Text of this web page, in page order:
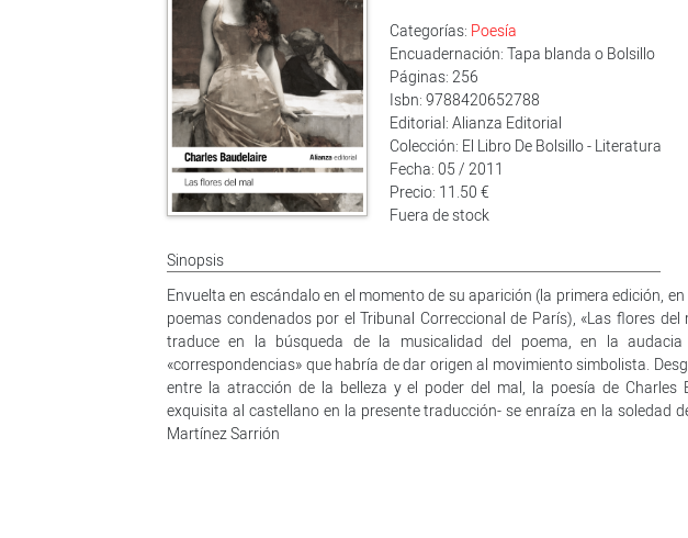
Categorías: Poesía
Encuadernación: Tapa blanda o Bolsillo
Páginas: 256
Isbn: 9788420652788
Editorial: Alianza Editorial
Colección: El Libro De Bolsillo - Literatura
Fecha: 05 / 2011
Precio: 11.50 €
Fuera de stock
Sinopsis
Envuelta en escándalo en el momento de su aparición (la primera edición,
poemas condenados por el Tribunal Correccional de París), «Las flores
traduce en la búsqueda de la musicalidad del poema, en la
«correspondencias» que habría de dar origen al movimiento simbolista.
entre la atracción de la belleza y el poder del mal, la poesía de Charles
exquisita al castellano en la presente traducción- se enraíza en la soledad
Martínez Sarrión